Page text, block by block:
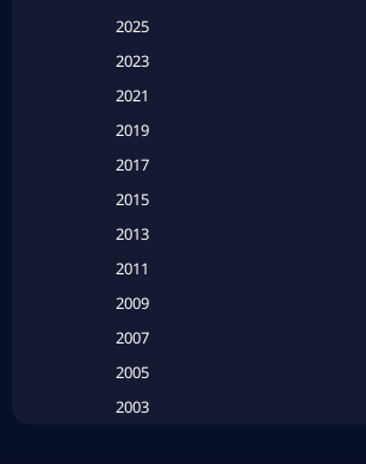
Based on a True Story สร้างจากเรื่อง
Based on a True Story เรื่องจริง
Based on a True Story เรื่องจริง
2025
2023
2021
2019
2017
2015
2013
2011
2009
2007
2005
2003